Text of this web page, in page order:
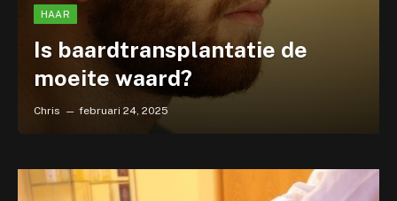
HAAR
Is baardtransplantatie de
moeite waard?
Chris februari 24, 2025